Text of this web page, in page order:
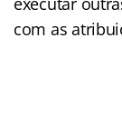
com as